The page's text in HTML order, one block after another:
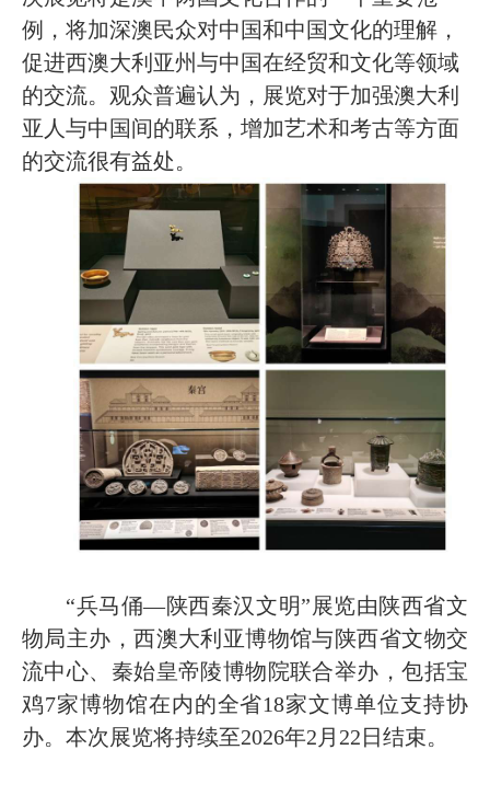
例，将加深澳民众对中国和中国文化的理解，
促进西澳大利亚州与中国在经贸和文化等领域
的交流。观众普遍认为， 展览对于加强澳大利
亚人与中国间的联系，增加艺术和考古等方面
的交流很有益处。
“兵马俑—陕西秦汉文明”展览由陕西省文
物局主办，西澳大利亚博物馆与陕西省文物交
流中心、秦始皇帝陵博物院联合举办，包括宝
鸡7家博物馆在内的全省18家文博单位支持协
办。本次展览将持续至2026年2月22日结束。